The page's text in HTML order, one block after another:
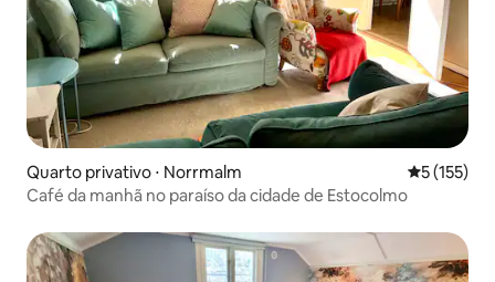
Quarto privativo ⋅ Norrmalm 5 de uma
5 (155)
Café da manhã no paraíso da cidade de Estocolmo